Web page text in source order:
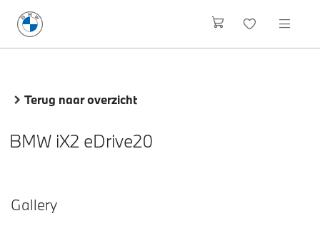
Terug naar overzicht
BMW iX2 eDrive20
Gallery